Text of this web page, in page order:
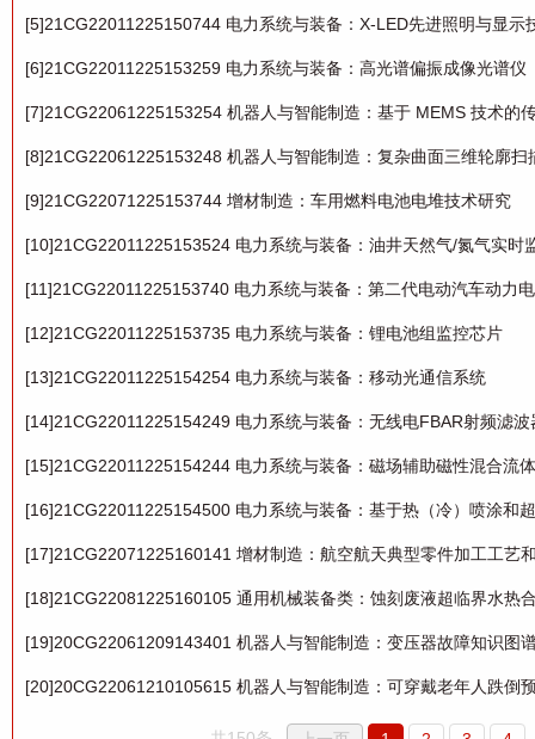
[5]21CG22011225150744 电力系统与装备：X-LED先进照明与显示
[6]21CG22011225153259 电力系统与装备：高光谱偏振成像光谱仪
[7]21CG22061225153254 机器人与智能制造：基于 MEMS 技术的
[8]21CG22061225153248 机器人与智能制造：复杂曲面三维轮廓扫
[9]21CG22071225153744 增材制造：车用燃料电池电堆技术研究
[10]21CG22011225153524 电力系统与装备：油井天然气/氮气实时
[11]21CG22011225153740 电力系统与装备：第二代电动汽车动力
[12]21CG22011225153735 电力系统与装备：锂电池组监控芯片
[13]21CG22011225154254 电力系统与装备：移动光通信系统
[14]21CG22011225154249 电力系统与装备：无线电FBAR射频滤波
[15]21CG22011225154244 电力系统与装备：磁场辅助磁性混合流
[16]21CG22011225154500 电力系统与装备：基于热（冷）喷涂和
[17]21CG22071225160141 增材制造：航空航天典型零件加工工艺
[18]21CG22081225160105 通用机械装备类：蚀刻废液超临界水热
[19]20CG22061209143401 机器人与智能制造：变压器故障知识图
[20]20CG22061210105615 机器人与智能制造：可穿戴老年人跌倒